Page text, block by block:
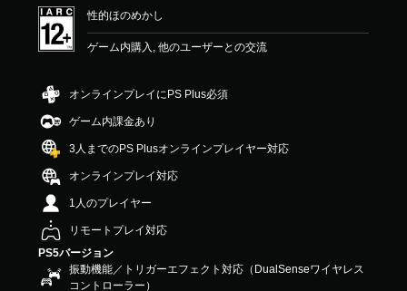
性的ほのめかし
ゲーム内購入, 他のユーザーとの交流
オンラインプレイにPS Plus必須
ゲーム内課金あり
3人までのPS Plusオンラインプレイヤー対応
オンラインプレイ対応
1人のプレイヤー
リモートプレイ対応
PS5バージョン
振動機能／トリガーエフェクト対応（DualSenseワイヤレス
コントローラー）